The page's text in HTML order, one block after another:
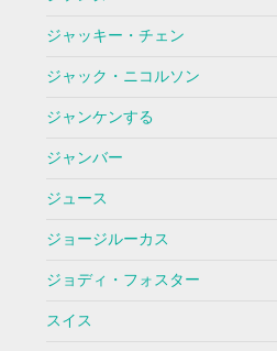
ジャッキー・チェン
ジャック・ニコルソン
ジャンケンする
ジャンバー
ジュース
ジョージルーカス
ジョディ・フォスター
スイス